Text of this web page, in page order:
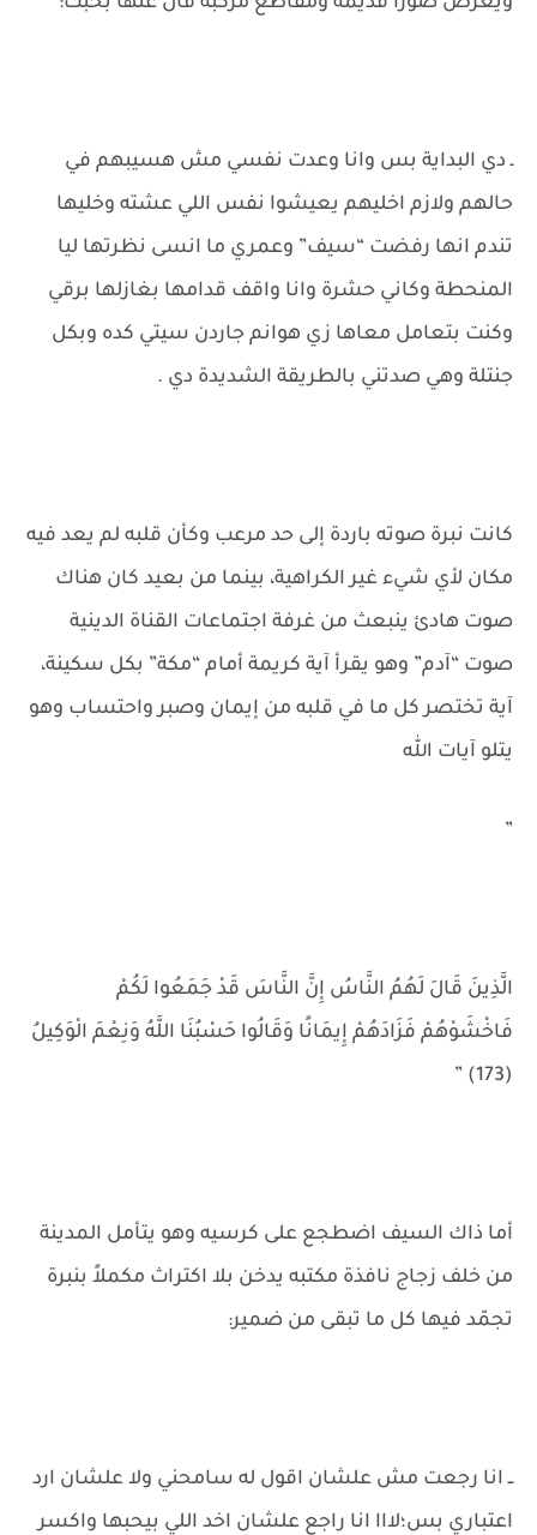
ـ دي البداية بس وانا وعدت نفسي مش هسيبهم في
حالهم ولازم اخليهم يعيشوا نفس اللي عشته وخليها
تندم انها رفضت “سيف” وعمري ما انسى نظرتها ليا
المنحطة وكاني حشرة وانا واقف قدامها بغازلها برقي
وكنت بتعامل معاها زي هوانم جاردن سيتي كده وبكل
جنتلة وهي صدتني بالطريقة الشديدة دي .
كانت نبرة صوته باردة إلى حد مرعب وكأن قلبه لم يعد فيه
مكان لأي شيء غير الكراهية، بينما من بعيد كان هناك
صوت هادئ ينبعث من غرفة اجتماعات القناة الدينية
صوت “آدم” وهو يقرأ آية كريمة أمام “مكة” بكل سكينة،
آية تختصر كل ما في قلبه من إيمان وصبر واحتساب وهو
يتلو آيات الله
”
الَّذِينَ قَالَ لَهُمُ النَّاسُ إِنَّ النَّاسَ قَدْ جَمَعُوا لَكُمْ
فَاخْشَوْهُمْ فَزَادَهُمْ إِيمَانًا وَقَالُوا حَسْبُنَا اللَّهُ وَنِعْمَ الْوَكِيلُ
(173) ”
أما ذاك السيف اضطجع على كرسيه وهو يتأمل المدينة
من خلف زجاج نافذة مكتبه يدخن بلا اكتراث مكملاً بنبرة
تجمّد فيها كل ما تبقى من ضمير:
ــ انا رجعت مش علشان اقول له سامحني ولا علشان ارد
اعتباري بس؛لااا انا راجع علشان اخد اللي بيحبها واكسر